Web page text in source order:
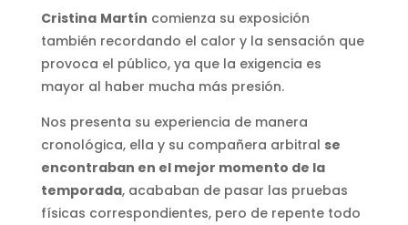
Cristina Martín comienza su exposición
también recordando el calor y la sensación que
provoca el público, ya que la exigencia es
mayor al haber mucha más presión.
Nos presenta su experiencia de manera
cronológica, ella y su compañera arbitral se
encontraban en el mejor momento de la
temporada, acababan de pasar las pruebas
físicas correspondientes, pero de repente todo